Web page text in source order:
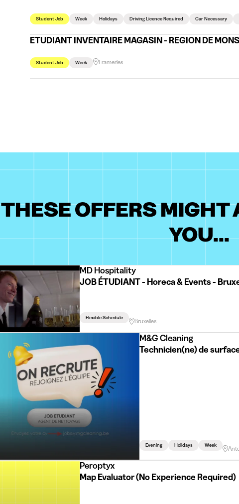
Student Job Week Holidays Driving Licence Required Car Necessary
ETUDIANT INVENTAIRE MAGASIN - REGION DE MONS
Student Job Week Frameries
THESE OFFERS MIGHT
YOU...
MD Hospitality
JOB ÉTUDIANT - Horeca & Events -
Flexible Schedule
Bruxelles
M&G Cleaning
Technicien(ne) de
Evening Holidays Week
Peroptyx
Map Evaluator (No Experience Required)